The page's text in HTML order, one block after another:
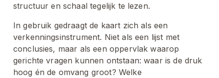
structuur en schaal tegelijk te lezen.
In gebruik gedraagt de kaart zich als een
verkenningsinstrument. Niet als een lijst met
conclusies, maar als een oppervlak waarop
gerichte vragen kunnen ontstaan: waar is de druk
hoog én de omvang groot? Welke